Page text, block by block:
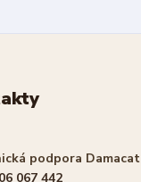
podpora Damacat
067 442